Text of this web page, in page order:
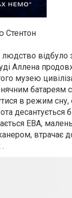
Стентон
відбуло
Аллена
музею
батареям
в режим сну,
ЕВА,
втрачає